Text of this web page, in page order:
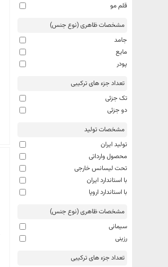
قلم مو
مشخصات ظاهری (نوع جنس)
جامد
مایع
پودر
تعداد جزء های ترکیبی
تک جزئی
دو جزئی
مشخصات تولید
تولید ایران
محصول وارداتی
تحت لیسانس خارجی
با استاندارد ایران
با استاندارد اروپا
مشخصات ظاهری (نوع جنس)
سیمانی
رزینی
تعداد جزء های ترکیبی